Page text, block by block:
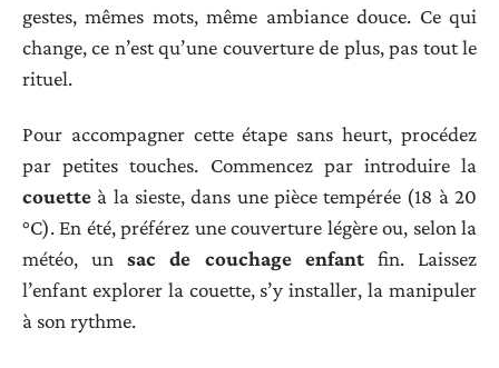
gestes, mêmes mots, même ambiance douce. Ce qui
change, ce n’est qu’une couverture de plus, pas tout le
rituel.
Pour accompagner cette étape sans heurt, procédez
par petites touches. Commencez par introduire la
couette à la sieste, dans une pièce tempérée (18 à 20
°C). En été, préférez une couverture légère ou, selon la
météo, unsac de couchage enfantfin. Laissez
l’enfant explorer la couette, s’y installer, la manipuler
à son rythme.